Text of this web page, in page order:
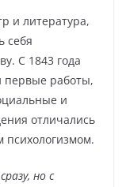
и литература,
себя
С 1843 года
первые работы,
и
отличались
психологизмом.
но с